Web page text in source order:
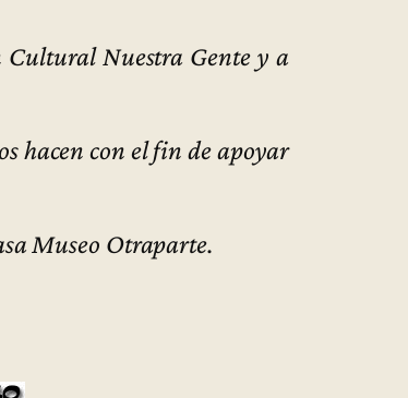
Cultural Nuestra Gente y a
hacen con el fin de apoyar
Museo Otraparte.